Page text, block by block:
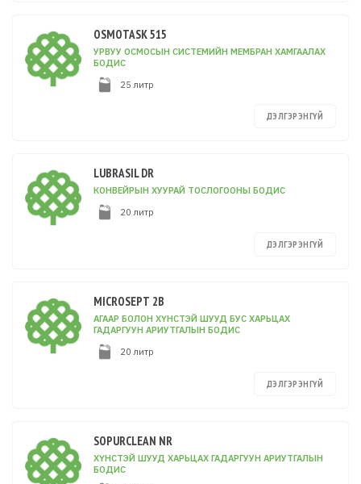
OSMOTASK 515
УРВУУ ОСМОСЫН СИСТЕМИЙН МЕМБРАН ХАМГААЛАХ
БОДИС
25 литр
ДЭЛГЭРЭНГҮЙ
LUBRASIL DR
КОНВЕЙРЫН ХУУРАЙ ТОСЛОГООНЫ БОДИС
20 литр
ДЭЛГЭРЭНГҮЙ
MICROSEPT 2B
АГААР БОЛОН ХҮНСТЭЙ ШУУД БУС ХАРЬЦАХ
ГАДАРГУУН АРИУТГАЛЫН БОДИС
20 литр
ДЭЛГЭРЭНГҮЙ
SOPURCLEAN NR
ХҮНСТЭЙ ШУУД ХАРЬЦАХ ГАДАРГУУН АРИУТГАЛЫН
БОДИС